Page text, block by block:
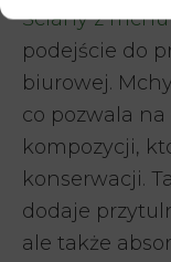
Ściany z mchu
podejście do
biurowej.
co pozwala
kompozycji,
konserwacji.
dodaje
ale także